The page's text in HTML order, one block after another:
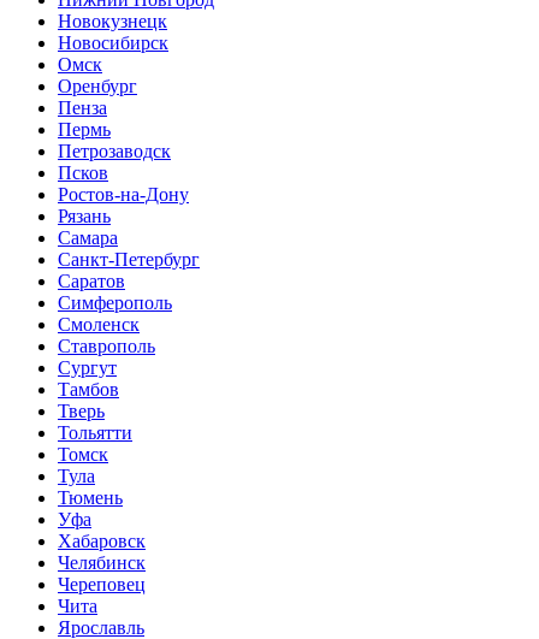
Новокузнецк
Новосибирск
Омск
Оренбург
Пенза
Пермь
Петрозаводск
Псков
Ростов-на-Дону
Рязань
Самара
Санкт-Петербург
Саратов
Симферополь
Смоленск
Ставрополь
Сургут
Тамбов
Тверь
Тольятти
Томск
Тула
Тюмень
Уфа
Хабаровск
Челябинск
Череповец
Чита
Ярославль